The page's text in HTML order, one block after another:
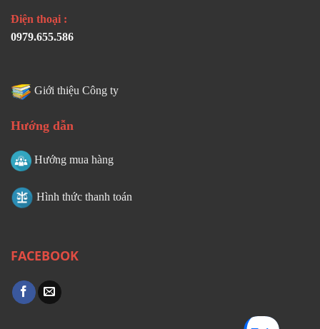
Điện thoại :
0979.655.586
Giới thiệu Công ty
Hướng dẫn
Hướng mua hàng
Hình thức thanh toán
FACEBOOK